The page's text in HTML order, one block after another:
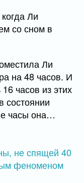
Ли
со сном в
Ли
на 48 часов. И
часов из этих
состоянии
часы она…